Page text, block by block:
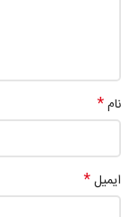
نام*
ایمیل*